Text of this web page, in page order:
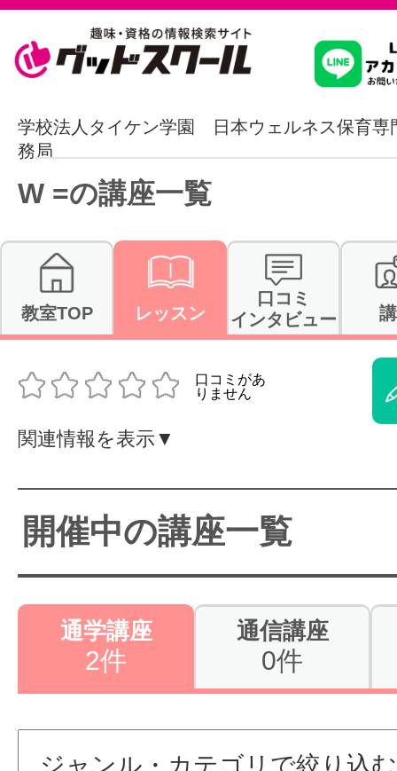
習いたいこ
駅・路線か
通信講座を
体験レッス
やりたいこ
グッドスク
掲載のお問
学校法人タイケン学園 日本ウェルネス保育専
務局
W =の講座一覧
教室TOP レッスン
口コミ
インタビュー
関連情報を表示▼
開催中の講座一覧
通学講座
2件
通信講座
0件